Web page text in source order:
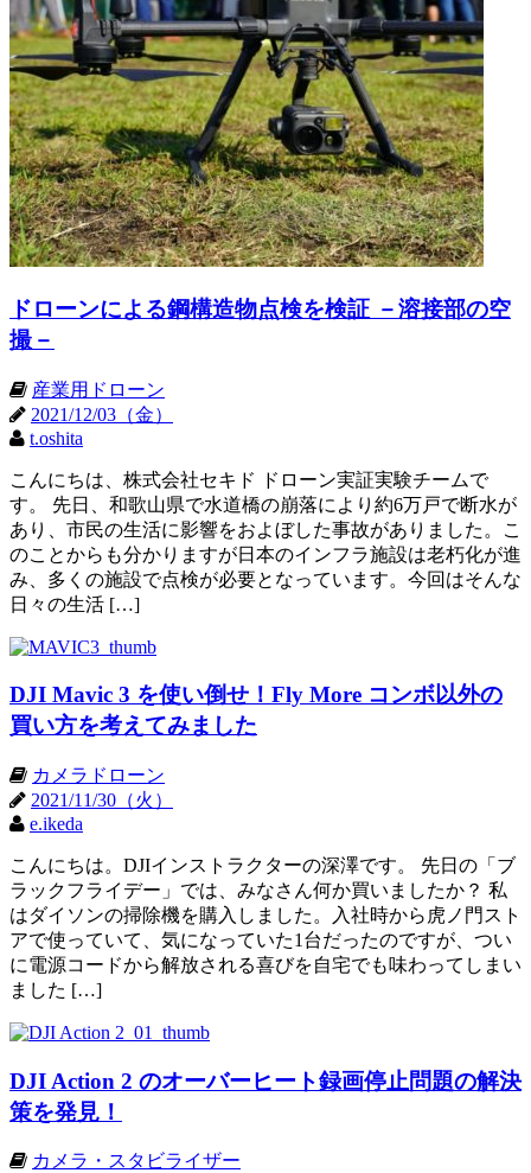
ドローンによる鋼構造物点検を検証 －溶接部の空
撮－
産業用ドローン
2021/12/03（金）
t.oshita
こんにちは、株式会社セキド ドローン実証実験チームで
す。 先日、和歌山県で水道橋の崩落により約6万戸で断水が
あり、市民の生活に影響をおよぼした事故がありました。こ
のことからも分かりますが日本のインフラ施設は老朽化が進
み、多くの施設で点検が必要となっています。今回はそんな
日々の生活 […]
DJI Mavic 3 を使い倒せ！Fly More コンボ以外の
買い方を考えてみました
カメラドローン
2021/11/30（火）
e.ikeda
こんにちは。DJIインストラクターの深澤です。 先日の「ブ
ラックフライデー」では、みなさん何か買いましたか？ 私
はダイソンの掃除機を購入しました。入社時から虎ノ門スト
アで使っていて、気になっていた1台だったのですが、つい
に電源コードから解放される喜びを自宅でも味わってしまい
ました […]
DJI Action 2 のオーバーヒート録画停止問題の解決
策を発見！
カメラ・スタビライザー